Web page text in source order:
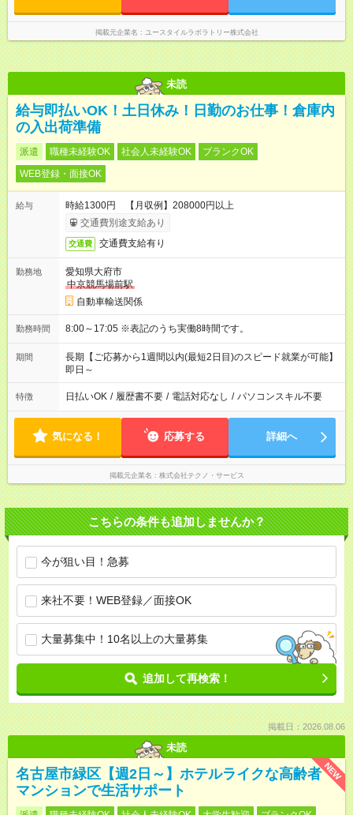
掲載元企業名 ユースタイルラボラトリー株式会社
未読
給与即払いOK！土日休み！日勤のお仕事！倉庫内
の入出荷準備
派遣 職種未経験OK 社会人未経験OK
ブランクOK
WEB登録・面接OK
給与
時給1300円 【月収例】208000円以上
交通費別途支給あり
交通費 交通費支給有り
勤務地
愛知県大府市
中京競馬場前駅
自動車輸送関係
勤務時間 8:00～17:05 ※表記のうち実働8時間です。
期間
長期【ご応募から1週間以内(最短2日目)のスピード就業が可能】
即日～
特徴 日払いOK / 履歴書不要 / 電話対応なし / パソコンスキル不要
気になる！ 応募する 詳細へ
掲載元企業名 株式会社テクノ・サービス
こちらの条件も追加しませんか？
今が狙い目！急募
来社不要！WEB登録／面接OK
大量募集中！10名以上の大量募集
追加して再検索！
掲載日：2026.08.06
未読
NEW
名古屋市緑区【週2日～】ホテルライクな高齢者
マンションで生活サポート